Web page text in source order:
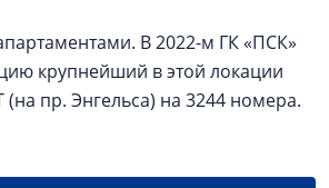
В 2022-м ГК «ПСК»
крупнейший в этой локации
(на пр. Энгельса) на 3244 номера.